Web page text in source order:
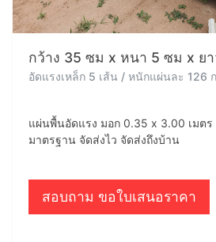
กว้าง 35 ซม x หนา 5 ซม x ย
อัดแรงเหล็ก 5 เส้น / หนักแผ่นละ 126
แผ่นพื้นอัดแรง มอก 0.35 x 3.00 เมตร
มาตรฐาน จัดส่งไว จัดส่งถึงบ้าน
สอบถาม ขอใบเสนอราคา